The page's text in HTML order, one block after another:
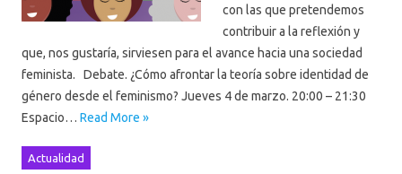
con las que pretendemos
contribuir a la reflexión y
que, nos gustaría, sirviesen para el avance hacia una sociedad
feminista. Debate. ¿Cómo afrontar la teoría sobre identidad de
género desde el feminismo? Jueves 4 de marzo. 20:00 – 21:30
Espacio… Read More »
Actualidad